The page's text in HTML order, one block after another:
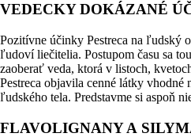
VEDECKY DOKÁZANÉ
Pozitívne účinky Pestreca na ľudský
ľudoví liečitelia. Postupom času sa
zaoberať veda, ktorá v listoch,
Pestreca objavila cenné látky
ľudského tela. Predstavme si aspoň
FLAVOLIGNANY A